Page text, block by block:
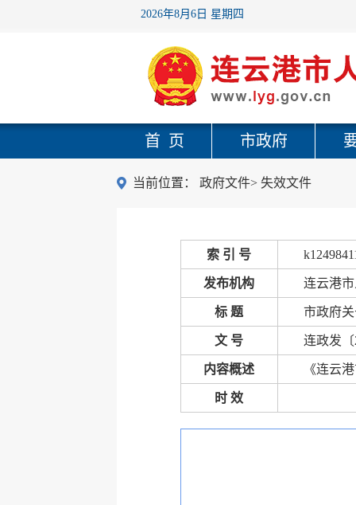
2026年8月6日 星期四
首 页 市政府
当前位置： 政府文件> 失效文件
索 引 号
发布机构 连云港
标 题 市政府
文 号 连政发〔
内容概述 《连云
时 效